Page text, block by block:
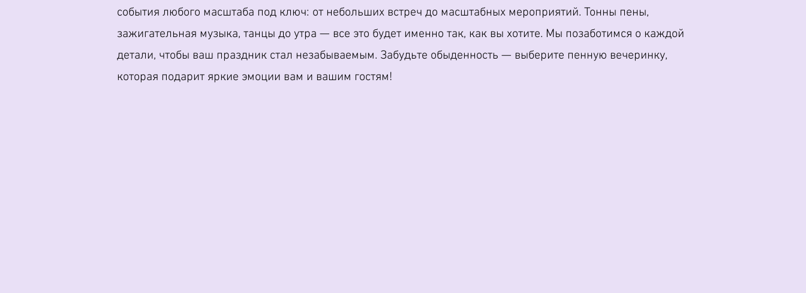
события любого масштаба под ключ: от небольших встреч до масштабных мероприятий. Тонны пены,
зажигательная музыка, танцы до утра — все это будет именно так, как вы хотите. Мы позаботимся о каждой
детали, чтобы ваш праздник стал незабываемым. Забудьте обыденность — выберите пенную вечеринку,
которая подарит яркие эмоции вам и вашим гостям!